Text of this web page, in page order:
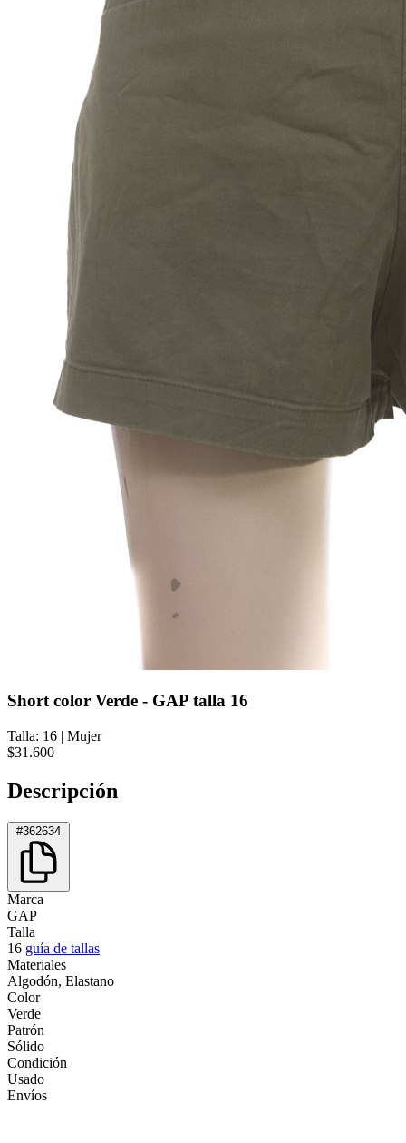
Short color Verde - GAP talla 16
Talla: 16 | Mujer
$31.600
Descripción
#362634
Marca
GAP
Talla
16 guía de tallas
Materiales
Algodón, Elastano
Color
Verde
Patrón
Sólido
Condición
Usado
Envíos